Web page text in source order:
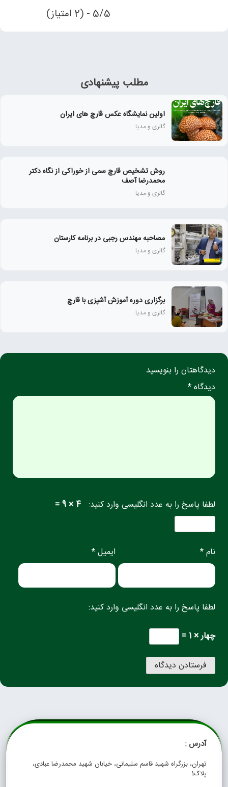
5/5 - (2 امتیاز)
مطلب پیشنهادی
اولین نمایشگاه عکس قارچ های ایران
گالری و مدیا
روش تشخیص قارچ سمی از خوراکی از نگاه دکتر
محمدرضا آصف
گالری و مدیا
مصاحبه مهندس رجبی در برنامه کارستان
گالری و مدیا
برگزاری دوره آموزش آشپزی با قارچ
گالری و مدیا
دیدگاهتان را بنویسید
دیدگاه *
لطفا پاسخ را به عدد انگلیسی وارد کنید: 4 × 9 =
نام * ایمیل *
لطفا پاسخ را به عدد انگلیسی وارد کنید:
چهار × 1 =
آدرس :
تهران، بزرگراه شهید قاسم سلیمانی، خیابان شهید محمدرضا عبادی،
پلاک1